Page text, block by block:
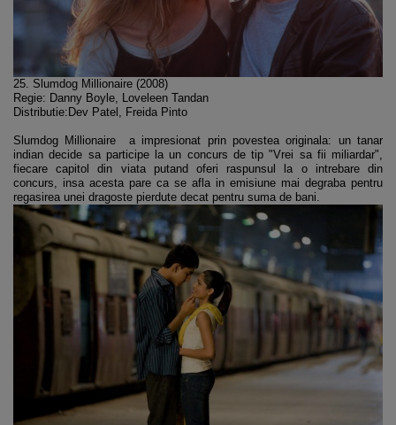
25. Slumdog Millionaire (2008)
Regie: Danny Boyle, Loveleen Tandan
Distributie:Dev Patel, Freida Pinto
Slumdog Millionaire a impresionat prin povestea originala: un tanar
indian decide sa participe la un concurs de tip "Vrei sa fii miliardar",
fiecare capitol din viata putand oferi raspunsul la o intrebare din
concurs, insa acesta pare ca se afla in emisiune mai degraba pentru
regasirea unei dragoste pierdute decat pentru suma de bani.